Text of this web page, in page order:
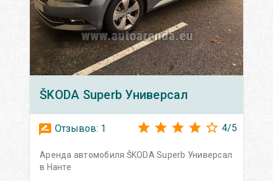
ŠKODA Superb Универсал
Отзывов: 1 4/5
Аренда автомобиля ŠKODA Superb Универсал
в Нанте